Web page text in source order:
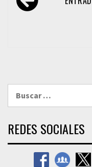
de
REDES SOCIALES